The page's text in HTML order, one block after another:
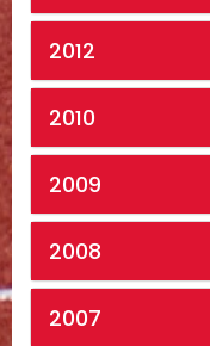
2012
2010
2009
2008
2007